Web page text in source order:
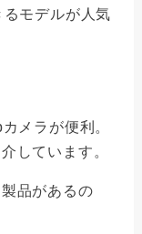
モデルが人気
メラが便利。
しています。
品があるの